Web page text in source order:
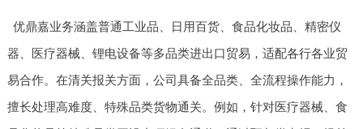
优鼎嘉业务涵盖普通工业品、日用百货、食品化妆品、精密仪
器、医疗器械、锂电设备等多品类进出口贸易，适配各行各业贸
易合作。在清关报关方面，公司具备全品类、全流程操作能力，
擅长处理高难度、特殊品类货物通关。例如，针对医疗器械、食